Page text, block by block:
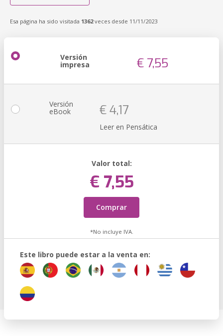
Esa página ha sido visitada 1362veces desde 11/11/2023
Versión
impresa € 7,55
Versión
eBook € 4,17
Leer en Pensática
Valor total:
€ 7,55
Comprar
*No incluye IVA.
Este libro puede estar a la venta en: